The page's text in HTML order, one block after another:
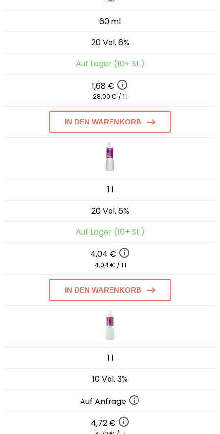
60 ml
20 Vol. 6%
Auf Lager (10+ St.)
1,68 €
28,00 € / 1 l
IN DEN WARENKORB
1 l
20 Vol. 6%
Auf Lager (10+ St.)
4,04 €
4,04 € / 1 l
IN DEN WARENKORB
1 l
10 Vol. 3%
Auf Anfrage
4,72 €